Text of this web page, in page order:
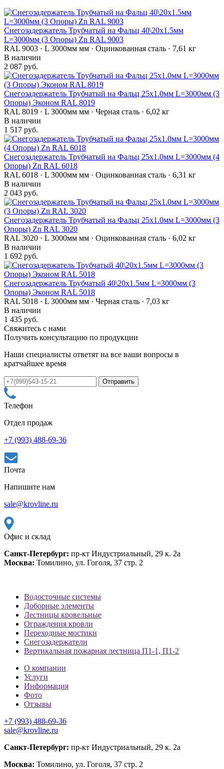
Снегозадержатель Трубчатый на Фальц 40\20х1.5мм
L=3000мм (3 Опоры) Zn RAL 9003
RAL 9003 · L 3000мм мм · Оцинкованная сталь · 7,61 кг
В наличии
2 087 руб.
Снегозадержатель Трубчатый на Фальц 25х1.0мм L=3000мм (3
Опоры) Эконом RAL 8019
RAL 8019 · L 3000мм мм · Черная сталь · 6,02 кг
В наличии
1 517 руб.
Снегозадержатель Трубчатый на Фальц 25х1.0мм L=3000мм (4
Опоры) Zn RAL 6018
RAL 6018 · L 3000мм мм · Оцинкованная сталь · 6,31 кг
В наличии
2 043 руб.
Снегозадержатель Трубчатый на Фальц 25х1.0мм L=3000мм (3
Опоры) Zn RAL 3020
RAL 3020 · L 3000мм мм · Оцинкованная сталь · 6,02 кг
В наличии
1 692 руб.
Снегозадержатель Трубчатый 40\20х1.5мм L=3000мм (3
Опоры) Эконом RAL 5018
RAL 5018 · L 3000мм мм · Черная сталь · 7,03 кг
В наличии
1 435 руб.
Свяжитесь с нами
Получить консультацию по продукции
Наши специалисты ответят на все ваши вопросы в
кратчайшее время
Телефон
Отдел продаж
+7 (993) 488-69-36
Почта
Напишите нам
sale@krovline.ru
Офис и склад
Санкт-Петербург: пр-кт Индустриальный, 29 к. 2а
Москва: Томилино, ул. Гоголя, 37 стр. 2
Водосточные системы
Доборные элементы
Лестницы кровельные
Ограждения кровли
Переходные мостики
Снегозадержатели
Вертикальная пожарная лестница П1-1, П1-2
О компании
Услуги
Информация
Фото
Отзывы
+7 (993) 488-69-36
sale@krovline.ru
Санкт-Петербург: пр-кт Индустриальный, 29 к. 2а
Москва: Томилино, ул. Гоголя, 37 стр. 2